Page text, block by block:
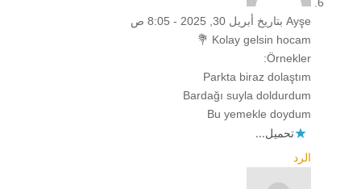
Ayşe بتاريخ أبريل 30, 2025 - 8:05 ص
Kolay gelsin hocam 💐
Örnekler:
Parkta biraz dolaştım
Bardağı suyla doldurdum
Bu yemekle doydum
تحميل...
الرد